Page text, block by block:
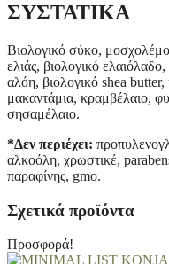
ΣΥΣΤΑΤΙΚΑ
Βιολογικό σύκο,
ελιάς, βιολογικό
αλόη, βιολογικό shea
μακαντάμια, κραμβέλαιο,
σησαμέλαιο.
*Δεν περιέχει:
αλκοόλη, χρωστικέ,
παραφίνης, gmo.
Σχετικά προϊόντα
Προσφορά!